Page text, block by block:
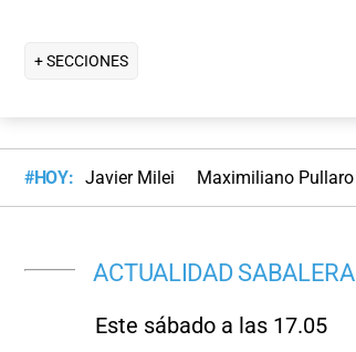
+ SECCIONES
#HOY: Javier Milei Maximiliano Pullaro
ACTUALIDAD SABALERA
Este sábado a las 17.05